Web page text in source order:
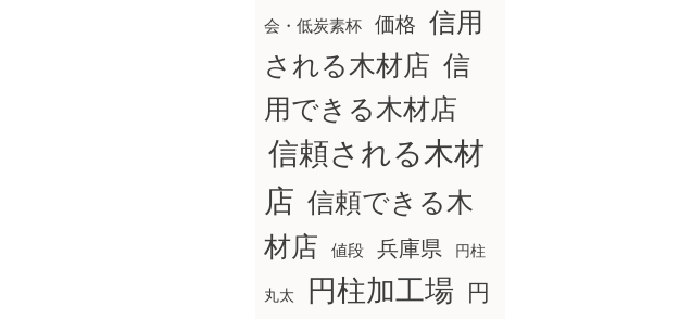
会・低炭素杯 価格
信用
される木材店 信
用できる木材店
信頼される木材
店 信頼できる木
材店
値段 兵庫県 円柱
丸太 円柱加工場
円